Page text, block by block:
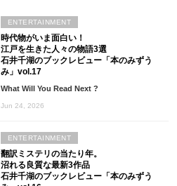
時代物がいま面白い！
江戸を生きた人々の物語3選
石井千湖のブックレビュー「本のみずう
み」vol.17
What Will You Read Next ?
Jun 24, 2026
ENTERTAINMENT
翻訳ミステリの当たり年。
沼れる良質な最新3作品
石井千湖のブックレビュー「本のみずう
ENTERTAINMENT